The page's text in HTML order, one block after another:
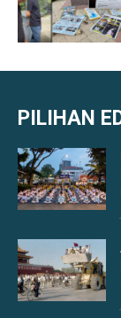
PILIHAN